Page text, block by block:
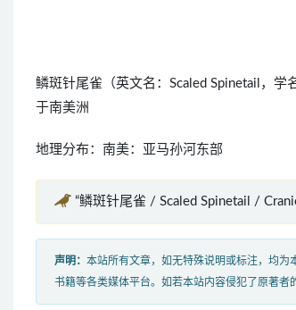
鳞斑针尾雀（英文名：Scaled Spinetail，
于南美洲
地理分布：南美：亚马孙河东部
“鳞斑针尾雀 / Scaled Spinetail /
声明： 本站所有文章，如无特殊说明或标注，均
书籍等各类媒体平台。如若本站内容侵犯了原著者